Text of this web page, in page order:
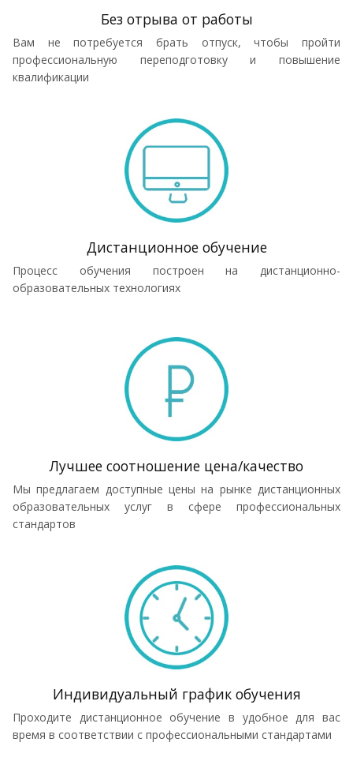
Без отрыва от работы
Вам не потребуется брать отпуск, чтобы пройти
профессиональную переподготовку и повышение
квалификации
Дистанционное обучение
Процесс обучения построен на дистанционно-
образовательных технологиях
Лучшее соотношение цена/качество
Мы предлагаем доступные цены на рынке дистанционных
образовательных услуг в сфере профессиональных
стандартов
Индивидуальный график обучения
Проходите дистанционное обучение в удобное для вас
время в соответствии с профессиональными стандартами